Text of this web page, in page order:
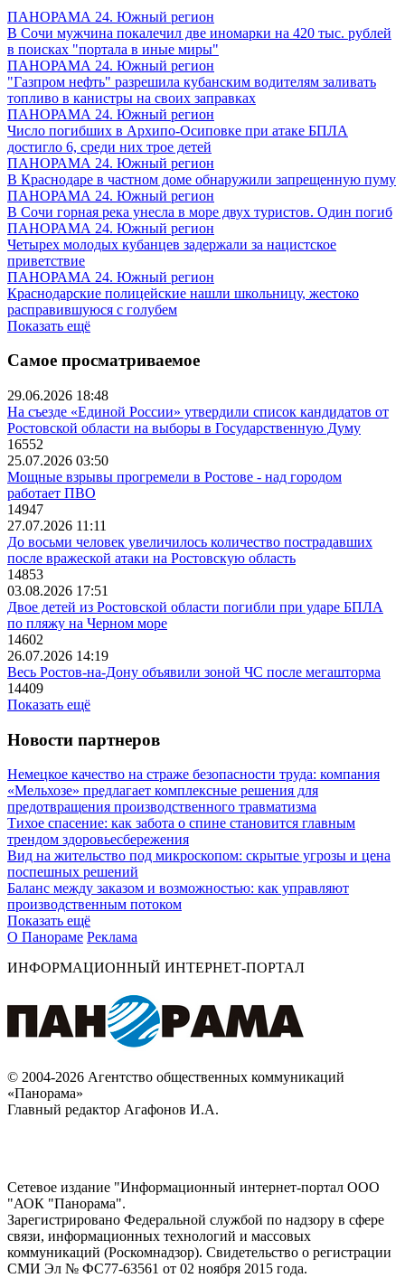
ПАНОРАМА 24. Южный регион
В Сочи мужчина покалечил две иномарки на 420 тыс. рублей
в поисках "портала в иные миры"
ПАНОРАМА 24. Южный регион
"Газпром нефть" разрешила кубанским водителям заливать
топливо в канистры на своих заправках
ПАНОРАМА 24. Южный регион
Число погибших в Архипо-Осиповке при атаке БПЛА
достигло 6, среди них трое детей
ПАНОРАМА 24. Южный регион
В Краснодаре в частном доме обнаружили запрещенную пуму
ПАНОРАМА 24. Южный регион
В Сочи горная река унесла в море двух туристов. Один погиб
ПАНОРАМА 24. Южный регион
Четырех молодых кубанцев задержали за нацистское
приветствие
ПАНОРАМА 24. Южный регион
Краснодарские полицейские нашли школьницу, жестоко
расправившуюся с голубем
Показать ещё
Самое просматриваемое
29.06.2026 18:48
На съезде «Единой России» утвердили список кандидатов от
Ростовской области на выборы в Государственную Думу
16552
25.07.2026 03:50
Мощные взрывы прогремели в Ростове - над городом
работает ПВО
14947
27.07.2026 11:11
До восьми человек увеличилось количество пострадавших
после вражеской атаки на Ростовскую область
14853
03.08.2026 17:51
Двое детей из Ростовской области погибли при ударе БПЛА
по пляжу на Черном море
14602
26.07.2026 14:19
Весь Ростов-на-Дону объявили зоной ЧС после мегашторма
14409
Показать ещё
Новости партнеров
Немецкое качество на страже безопасности труда: компания
«Мельхозе» предлагает комплексные решения для
предотвращения производственного травматизма
Тихое спасение: как забота о спине становится главным
трендом здоровьесбережения
Вид на жительство под микроскопом: скрытые угрозы и цена
поспешных решений
Баланс между заказом и возможностью: как управляют
производственным потоком
Показать ещё
О Панораме Реклама
ИНФОРМАЦИОННЫЙ ИНТЕРНЕТ-ПОРТАЛ
© 2004-2026 Агентство общественных коммуникаций
«Панорама»
Главный редактор Агафонов И.А.
Сетевое издание "Информационный интернет-портал ООО
"АОК "Панорама".
Зарегистрировано Федеральной службой по надзору в сфере
связи, информационных технологий и массовых
коммуникаций (Роскомнадзор). Cвидетельство о регистрации
СМИ Эл № ФС77-63561 от 02 ноября 2015 года.